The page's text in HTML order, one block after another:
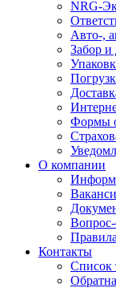
NRG-
Авто-,
Забор и
Формы
О компании
Вопрос-
Правила
Контакты
Список